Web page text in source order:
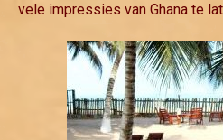
vele impressies van Ghana te